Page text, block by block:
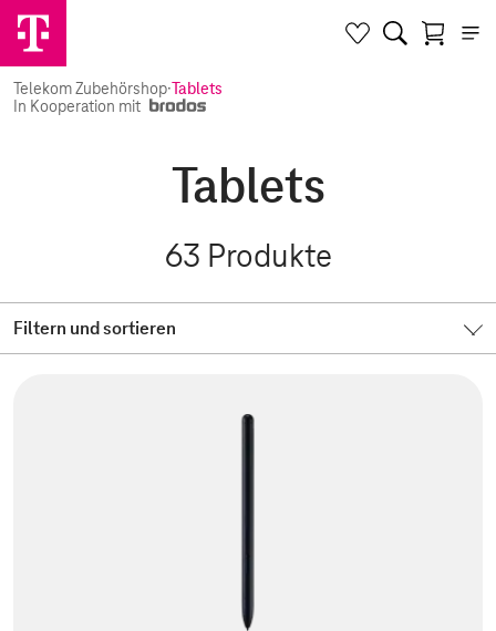
Telekom Zubehörshop·Tablets
In Kooperation mit
Tablets
63 Produkte
Filtern und sortieren